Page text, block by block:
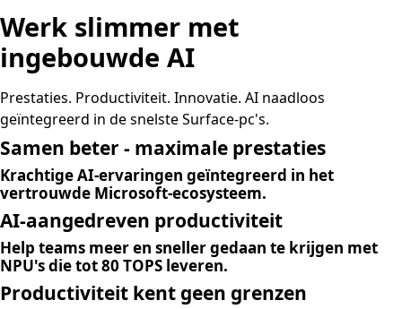
Werk slimmer met
ingebouwde AI
Prestaties. Productiviteit. Innovatie. AI naadloos
geïntegreerd in de snelste Surface-pc's.
Samen beter - maximale prestaties
Krachtige AI-ervaringen geïntegreerd in het
vertrouwde Microsoft-ecosysteem.
AI-aangedreven productiviteit
Help teams meer en sneller gedaan te krijgen met
NPU's die tot 80 TOPS leveren.
Productiviteit kent geen grenzen